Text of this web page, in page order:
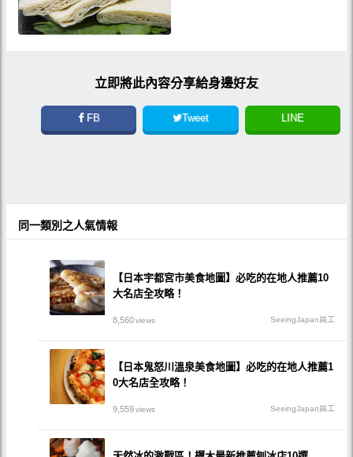
立即將此內容分享給身邊好友
FB Tweet LINE
同一類別之人氣情報
【日本宇都宮市美食地圖】必吃的在地人推薦10
大名店全攻略！
8,560views SeeingJapan員工
【日本鬼怒川溫泉美食地圖】必吃的在地人推薦1
0大名店全攻略！
9,559views SeeingJapan員工